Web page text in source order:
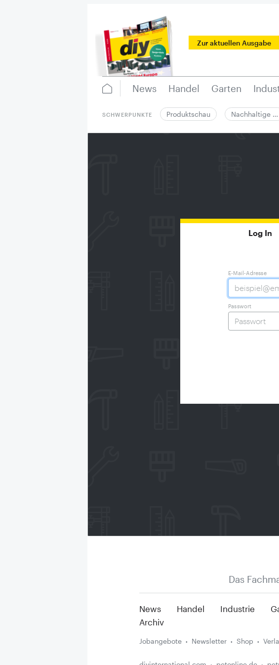
Zur aktuellen Ausgabe
News Handel Garten
SCHWERPUNKTE Produktschau Nachhaltige …
Log In
E-Mail-Adresse
Passwort
Das
News Handel Industrie
Archiv
Jobangebote Newsletter Shop